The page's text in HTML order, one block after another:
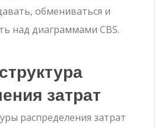
обмениваться и
над диаграммами CBS.
затрат
распределения затрат